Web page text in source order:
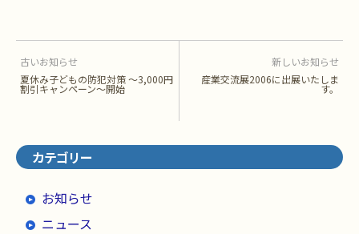
古いお知らせ
夏休み子どもの防犯対策 〜3,000円
割引キャンペーン〜開始
新しいお知らせ
産業交流展2006に出展いたしま
す。
カテゴリー
お知らせ
ニュース